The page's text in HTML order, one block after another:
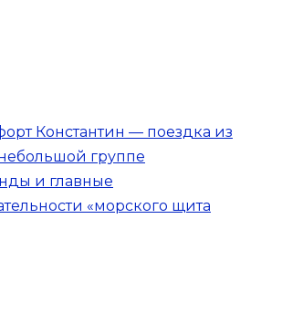
Константин — поездка из
группе
и главные
«морского щита